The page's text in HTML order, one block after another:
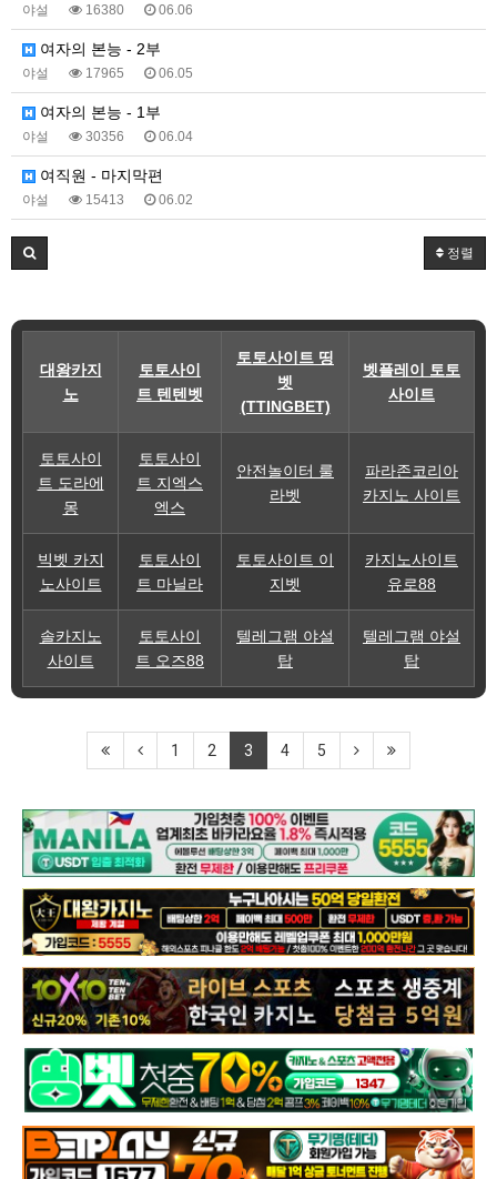
야설 16380 06.06
여자의 본능 - 2부
야설 17965 06.05
여자의 본능 - 1부
야설 30356 06.04
여직원 - 마지막편
야설 15413 06.02
정렬
대왕카지
노
토토사이
트 텐텐벳
토토사이트 띵
벳
(TTINGBET)
벳플레이 토토
사이트
토토사이
트 도라에
몽
토토사이
트 지엑스
엑스
안전놀이터 룰
라벳
파라존코리아
카지노 사이트
빅벳 카지
노사이트
토토사이
트 마닐라
토토사이트 이
지벳
카지노사이트
유로88
솔카지노
사이트
토토사이
트 오즈88
텔레그램 야설
탑
텔레그램 야설
탑
1 2 3 4 5